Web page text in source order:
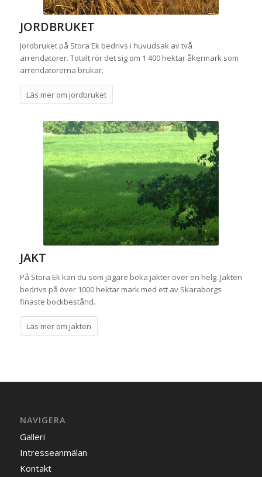
JORDBRUKET
Jordbruket på Stora Ek bedrivs i huvudsak av två
arrendatorer. Totalt rör det sig om 1 400 hektar åkermark som
arrendatorerna brukar.
Läs mer om jordbruket
JAKT
På Stora Ek kan du som jägare boka jakter över en helg. Jakten
bedrivs på över 1000 hektar mark med ett av Skaraborgs
finaste bockbestånd.
Läs mer om jakten
NAVIGERA
Galleri
Intresseanmälan
Kontakt